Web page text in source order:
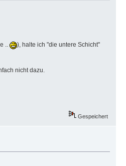
..
), halte ich "die untere Schicht"
nicht dazu.
Gespeichert